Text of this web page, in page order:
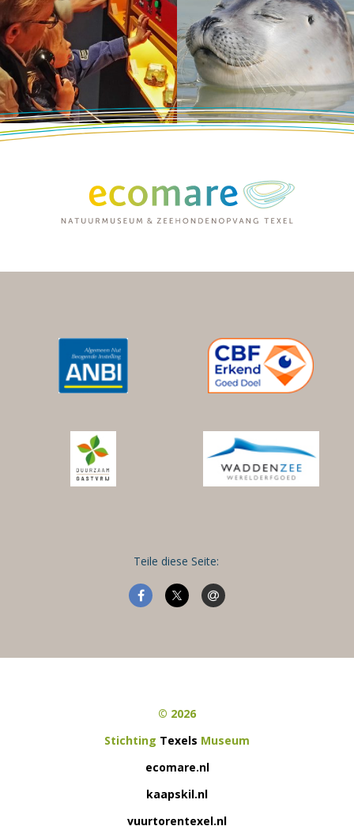
Teile diese Seite:
© 2026
Stichting Texels Museum
ecomare.nl
kaapskil.nl
vuurtorentexel.nl